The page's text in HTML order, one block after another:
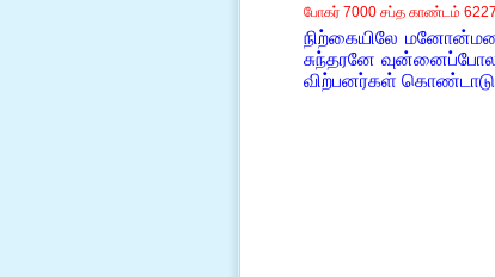
போகர் 7000 சப்த காண்டம்
நிற்கையிலே
சுந்தரனே
விற்பனர்கள்